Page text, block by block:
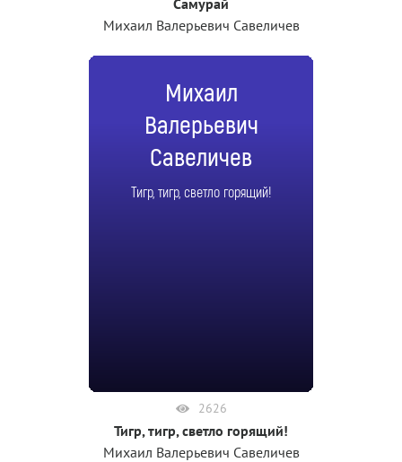
Самурай
Михаил Валерьевич Савеличев
Михаил
Валерьевич
Савеличев
Тигр, тигр, светло горящий!
2626
Тигр, тигр, светло горящий!
Михаил Валерьевич Савеличев